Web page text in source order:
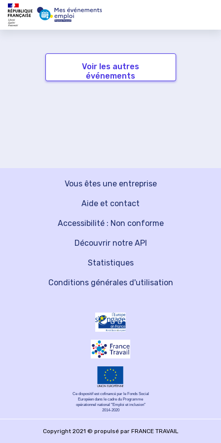
Voir les autres
événements
Vous êtes une entreprise
Découvrir notre API
Aide et contact
Statistiques
Accessibilité : Non conforme
Conditions générales d'utilisation
Ce dispositif est cofinancé par le Fonds Social
Européen dans le cadre du Programme
opérationnel national "Emploi et inclusion"
2014-2020
Copyright 2021 © propulsé par FRANCE TRAVAIL